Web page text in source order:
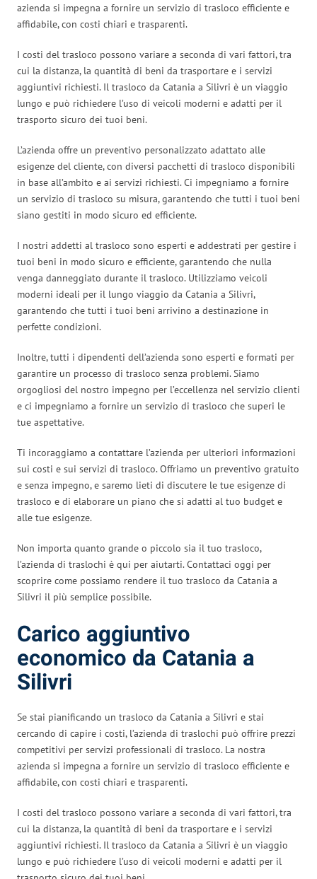
azienda si impegna a fornire un servizio di trasloco efficiente e
affidabile, con costi chiari e trasparenti.
I costi del trasloco possono variare a seconda di vari fattori, tra
cui la distanza, la quantità di beni da trasportare e i servizi
aggiuntivi richiesti. Il trasloco da Catania a Silivri è un viaggio
lungo e può richiedere l’uso di veicoli moderni e adatti per il
trasporto sicuro dei tuoi beni.
L’azienda offre un preventivo personalizzato adattato alle
esigenze del cliente, con diversi pacchetti di trasloco disponibili
in base all’ambito e ai servizi richiesti. Ci impegniamo a fornire
un servizio di trasloco su misura, garantendo che tutti i tuoi beni
siano gestiti in modo sicuro ed efficiente.
I nostri addetti al trasloco sono esperti e addestrati per gestire i
tuoi beni in modo sicuro e efficiente, garantendo che nulla
venga danneggiato durante il trasloco. Utilizziamo veicoli
moderni ideali per il lungo viaggio da Catania a Silivri,
garantendo che tutti i tuoi beni arrivino a destinazione in
perfette condizioni.
Inoltre, tutti i dipendenti dell’azienda sono esperti e formati per
garantire un processo di trasloco senza problemi. Siamo
orgogliosi del nostro impegno per l’eccellenza nel servizio clienti
e ci impegniamo a fornire un servizio di trasloco che superi le
tue aspettative.
Ti incoraggiamo a contattare l’azienda per ulteriori informazioni
sui costi e sui servizi di trasloco. Offriamo un preventivo gratuito
e senza impegno, e saremo lieti di discutere le tue esigenze di
trasloco e di elaborare un piano che si adatti al tuo budget e
alle tue esigenze.
Non importa quanto grande o piccolo sia il tuo trasloco,
l’azienda di traslochi è qui per aiutarti. Contattaci oggi per
scoprire come possiamo rendere il tuo trasloco da Catania a
Silivri il più semplice possibile.
Carico aggiuntivo
economico da Catania a
Silivri
Se stai pianificando un trasloco da Catania a Silivri e stai
cercando di capire i costi, l’azienda di traslochi può offrire prezzi
competitivi per servizi professionali di trasloco. La nostra
azienda si impegna a fornire un servizio di trasloco efficiente e
affidabile, con costi chiari e trasparenti.
I costi del trasloco possono variare a seconda di vari fattori, tra
cui la distanza, la quantità di beni da trasportare e i servizi
aggiuntivi richiesti. Il trasloco da Catania a Silivri è un viaggio
lungo e può richiedere l’uso di veicoli moderni e adatti per il